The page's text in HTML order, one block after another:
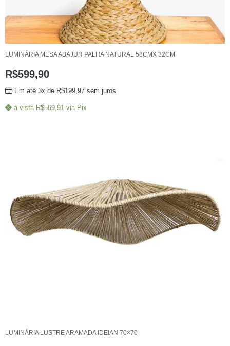
LUMINÁRIA MESA ABAJUR PALHA NATURAL 58CMX 32CM
R$599,90
Em até 3x de R$199,97 sem juros
à vista R$569,91 via Pix
LUMINÁRIA LUSTRE ARAMADA IDEIAN 70×70